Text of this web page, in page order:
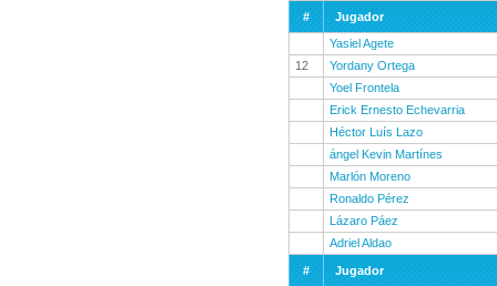
#
Jugador
Yasiel Agete
12
Yordany Ortega
Yoel Frontela
Erick Ernesto Echevarria
Héctor Luís Lazo
ángel Kevin Martínes
Marlón Moreno
Ronaldo Pérez
Lázaro Páez
Adriel Aldao
#
Jugador